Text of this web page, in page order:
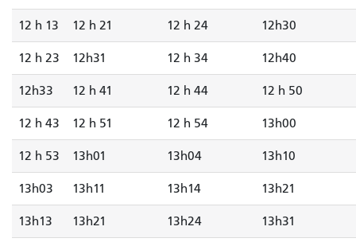
12 h 13 12 h 21 12 h 24 12h30
12 h 23 12h31 12 h 34 12h40
12h33 12 h 41 12 h 44 12 h 50
12 h 43 12 h 51 12 h 54 13h00
12 h 53 13h01 13h04 13h10
13h03 13h11 13h14 13h21
13h13 13h21 13h24 13h31